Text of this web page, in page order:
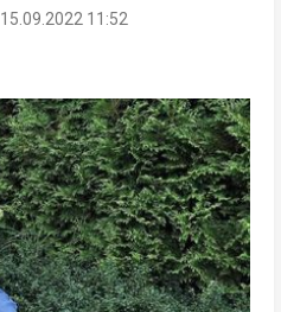
15.09.2022 11:52